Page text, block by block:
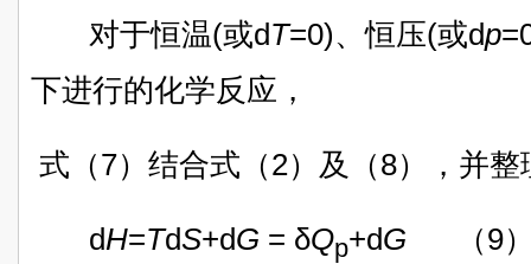
对于恒温(或dT=0)、恒压(或dp
下进行的化学反应，
式（7）结合式（2）及（8），并整
dH=TdS+dG = δQp+dG （9